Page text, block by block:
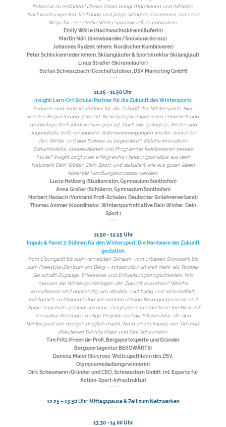
Potenzial zu entfalten? Dieses Panel bringt Athletinnen und Athleten,
Nachwuchsexperten, Verbände und junge Stimmen zusammen, um neue
Wege für eine starke Wintersportzukunft zu entwickeln.
Emily Wörle (Nachwuchsskirennläuferin)
Martin Nörl (Snowboarder/Snowboardcross)
Johannes Rydzek (ehem. Nordischer Kombinierer)
Peter Schlickenrieder (ehem. Skilangläufer & Sportdirektor Skilanglauf)
Linus Straßer (Skirennläufer)
Stefan Schwarzbach (Geschäftsführer, DSV Marketing GmbH)
* * *
11.25 - 11.50 Uhr
Insight: Lern-Ort Schule: Partner für die Zukunft des Wintersports
Schulen sind zentrale Partner für die Zukunft des Wintersports. Hier
werden Begeisterung geweckt, Bewegungskompetenzen entwickelt und
nachhaltige Verhaltensweisen geprägt. Doch wie gelingt es, Kinder und
Jugendliche trotz veränderter Rahmenbedingungen wieder stärker für
den Winter und den Schnee zu begeistern? Welche innovativen
Schulmodelle, Kooperationen und Programme funktionieren bereits
heute? Insight zeigt zwei erfolgreiche Handlungsansätze aus dem
Netzwerk Dein Winter. Dein Sport. und diskutiert, wie aus guten Ideen
konkrete Handlungskonzepte werden.
Lucie Hellberg (Studienrätin, Gymnasium Sonthofen)
Anna Großer (Schülerin, Gymnasium Sonthofen)
Norbert Haslach (Vorstand Profi-Schulen, Deutscher Skilehrerverband)
Thomas Ammer (Koordinator, Wintersportinitiative Dein Winter. Dein
Sport.)
* * *
11.50 - 12:25 Uhr
Impuls & Panel 3: Bühnen für den Wintersport: Die Hardware der Zukunft
gestalten
Vom Übungslift bis zum vernetzten Skiraum, vom urbanen Snowpark bis
zum Freestyle-Zentrum am Berg – Infrastruktur ist weit mehr als Technik.
Sie schafft Zugänge, Erlebnisse und Entwicklungsmöglichkeiten. Wie
müssen die Wintersportanlagen der Zukunft aussehen? Welche
Investitionen sind notwendig, um attraktiv, nachhaltig und wirtschaftlich
erfolgreich zu bleiben? Und wie können urbane Bewegungsräume und
alpine Angebote gemeinsam neue Zielgruppen erschließen? Ein Blick auf
innovative Konzepte, mutige Projekte und die Infrastruktur, die den
Wintersport von morgen möglich macht. Nach einem Impuls von Tim Fritz
diskutieren Daniela Maier und Dirk Scheumann.
Tim Fritz (Freeride-Profi, Bergsportexperte und Gründer
Bergsportagentur BERGWÄRTS)
Daniela Maier (Skicross-Weltcupathletin des DSV,
Olympiamedaillengewinnerin)
Dirk Scheumann (Gründer und CEO, Schneestern GmbH; int. Experte für
Action-Sport-Infrastruktur)
* * *
12.25 – 13.30 Uhr: Mittagspause & Zeit zum Netzwerken
* * *
13.30 - 14.00 Uhr